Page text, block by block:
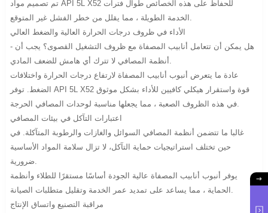
تم تصميم مواد API 5L X52 للحفاظ على هذه الخصائص طوال فترات
الأداء في ظروف درجات الحرارة العالية والضغط العالي
هل يمكن أن تتعامل أنابيب المصفاة مع ظروف التشغيل القصوى؟ يجب أن -
عادة ما يتعرض أنبوب أنابيب المصفاة لارتفاع درجات الحرارة واختلافات
الضغط. توفر API 5L X52 قوة واستقرار هيكلي كافيين للأداء بشكل موثوق
اعتبارات التآكل في بيئات المصافي
غالبا ما تتضمن أنظمة المصافي السوائل والغازات والرطوبة المتآكلة. في
حين تختلف استراتيجيات حماية التآكل، لا تزال سلامة المواد الأساسية
يوفر أنبوب أنابيب المصفاة عالية الجودة أساسًا مستقرًا للطلاء وأنظمة
مراقبة التصنيع واتساق الإنتاج